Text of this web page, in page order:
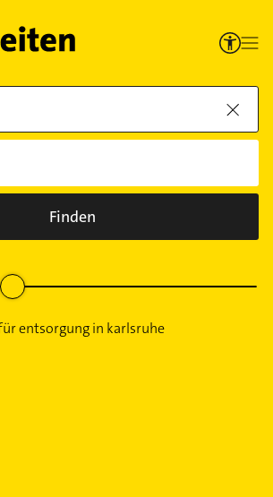
Finden